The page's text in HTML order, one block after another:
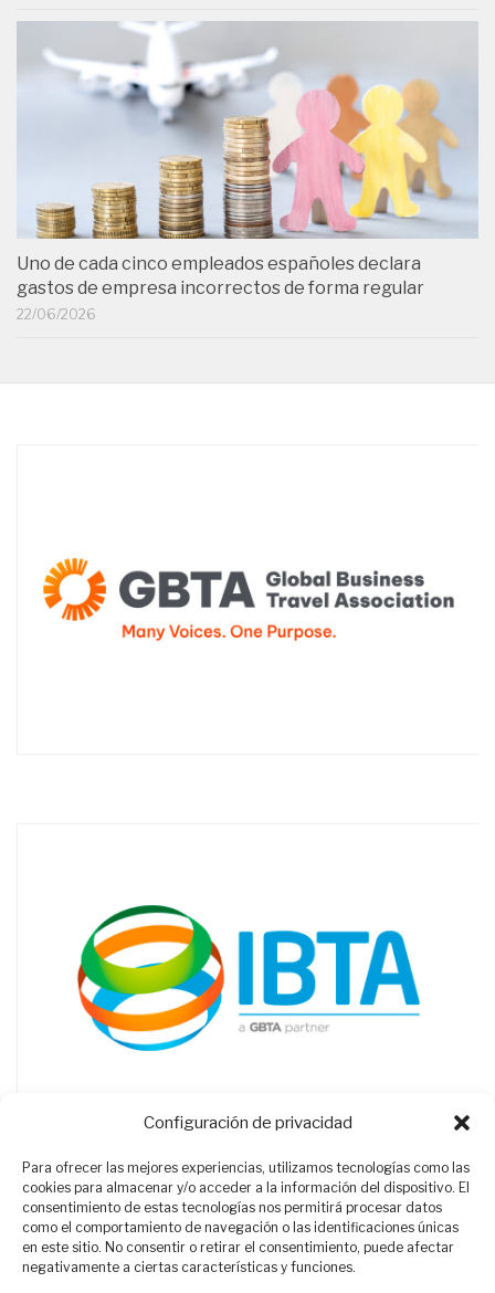
Configuración de privacidad
Para ofrecer las mejores experiencias, utilizamos tecnologías como las
cookies para almacenar y/o acceder a la información del dispositivo. El
consentimiento de estas tecnologías nos permitirá procesar datos
como el comportamiento de navegación o las identificaciones únicas
en este sitio. No consentir o retirar el consentimiento, puede afectar
negativamente a ciertas características y funciones.
Uno de cada cinco empleados españoles declara
gastos de empresa incorrectos de forma regular
22/06/2026